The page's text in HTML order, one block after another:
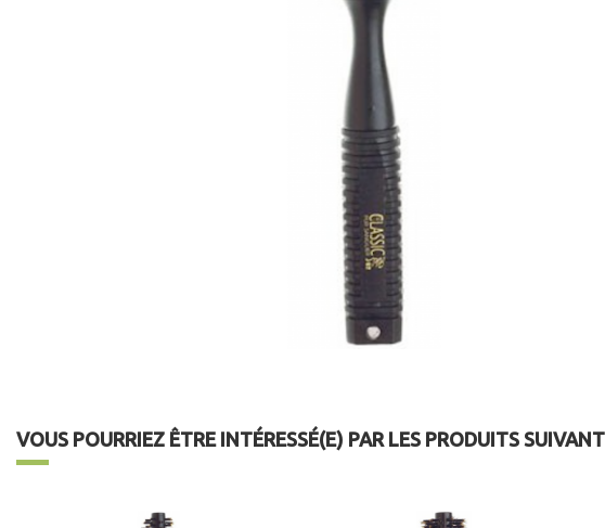
VOUS POURRIEZ ÊTRE INTÉRESSÉ(E) PAR LES PRODUITS